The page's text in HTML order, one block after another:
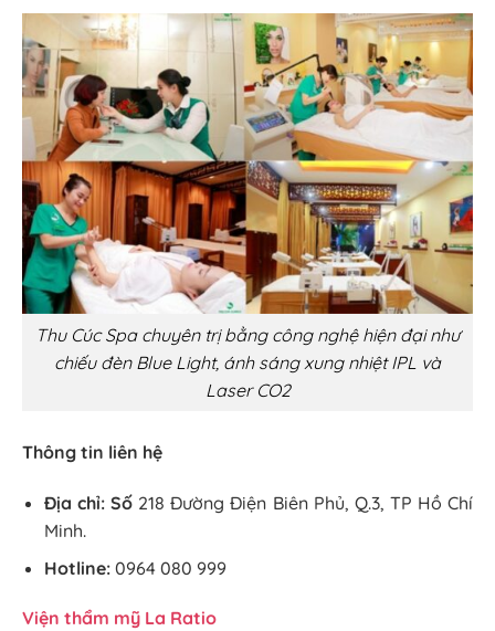
Thu Cúc Spa chuyên trị bằng công nghệ hiện đại như
chiếu đèn Blue Light, ánh sáng xung nhiệt IPL và
Laser CO2
Thông tin liên hệ
Địa chỉ: Số 218 Đường Điện Biên Phủ, Q.3, TP Hồ Chí
Minh.
Hotline: 0964 080 999
Viện thẩm mỹ La Ratio